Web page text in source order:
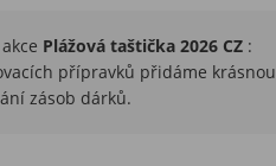
Plážová taštička 2026 CZ :
přípravků přidáme
zásob dárků.